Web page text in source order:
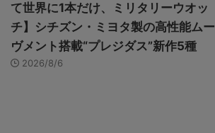
て世界に1本だけ、ミリタリーウオッ
チ】シチズン・ミヨタ製の高性能ムー
ヴメント搭載“プレジダス”新作5種
2026/8/6